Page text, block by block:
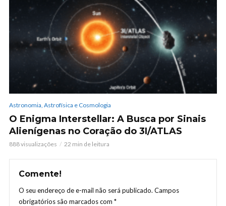
Astronomia, Astrofísica e Cosmologia
O Enigma Interstellar: A Busca por Sinais
Alienígenas no Coração do 3I/ATLAS
888 visualizações 22 min de leitura
Comente!
O seu endereço de e-mail não será publicado. Campos
obrigatórios são marcados com *